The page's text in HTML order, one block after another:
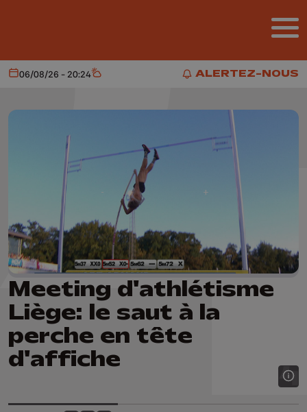
ALERTEZ-NOUS
ALERTEZ-NOUS
Aujourd'hui
06/08/26 - 20:24 Météo
Meeting d'athlétisme
Liège: le saut à la
perche en tête
d'affiche